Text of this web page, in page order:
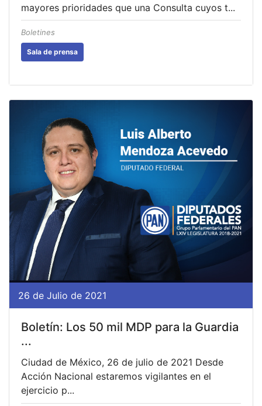
mayores prioridades que una Consulta cuyos t...
Boletines
Sala de prensa
26 de Julio de 2021
Boletín: Los 50 mil MDP para la Guardia
...
Ciudad de México, 26 de julio de 2021 Desde
Acción Nacional estaremos vigilantes en el
ejercicio p...